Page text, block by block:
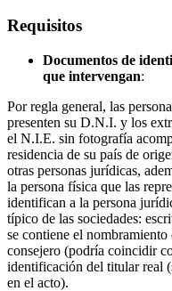
Requisitos
Documentos de
que intervengan:
Por regla general, las
presenten su D.N.I. y los
el N.I.E. sin fotografía
residencia de su país de
otras personas jurídicas,
la persona física que las
identifican a la persona
típico de las sociedades:
se contiene el
consejero (podría coincidir
identificación del titular real
en el acto).